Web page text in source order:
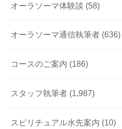
オーラソーマ体験談 (58)
オーラソーマ通信執筆者 (636)
コースのご案内 (186)
スタッフ執筆者 (1,987)
スピリチュアル水先案内 (10)